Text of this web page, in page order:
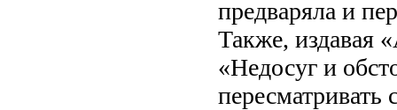
предваряла и
Также, издавая
«Недосуг и
пересматривать